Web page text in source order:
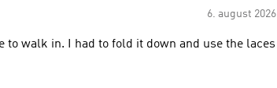
6. august 2026
to walk in. I had to fold it down and use the laces